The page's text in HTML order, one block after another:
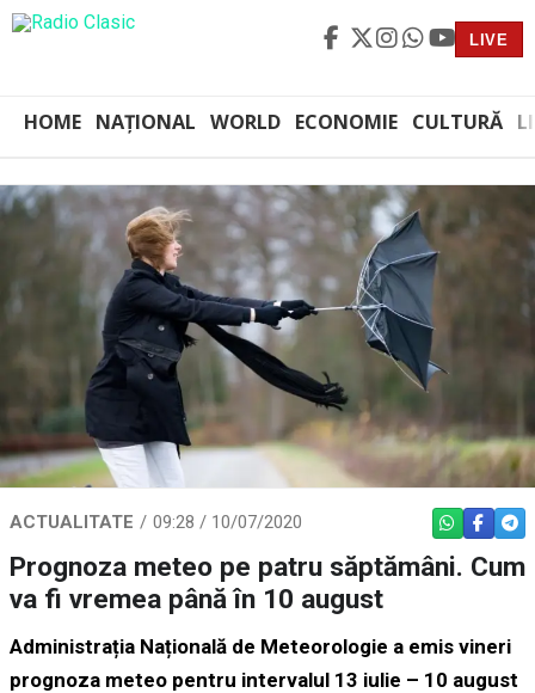
LIVE
HOME NAȚIONAL WORLD ECONOMIE CULTURĂ
ACTUALITATE 09:28 / 10/07/2020 WHATSAPP
Prognoza meteo pe patru săptămâni. Cum
va fi vremea până în 10 august
Administrația Națională de Meteorologie a emis vineri
prognoza meteo pentru intervalul 13 iulie – 10 august